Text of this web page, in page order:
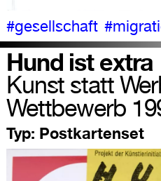
#gesellschaft
Hund ist extra
Kunst statt
Wettbewerb
Typ: Postkartenset